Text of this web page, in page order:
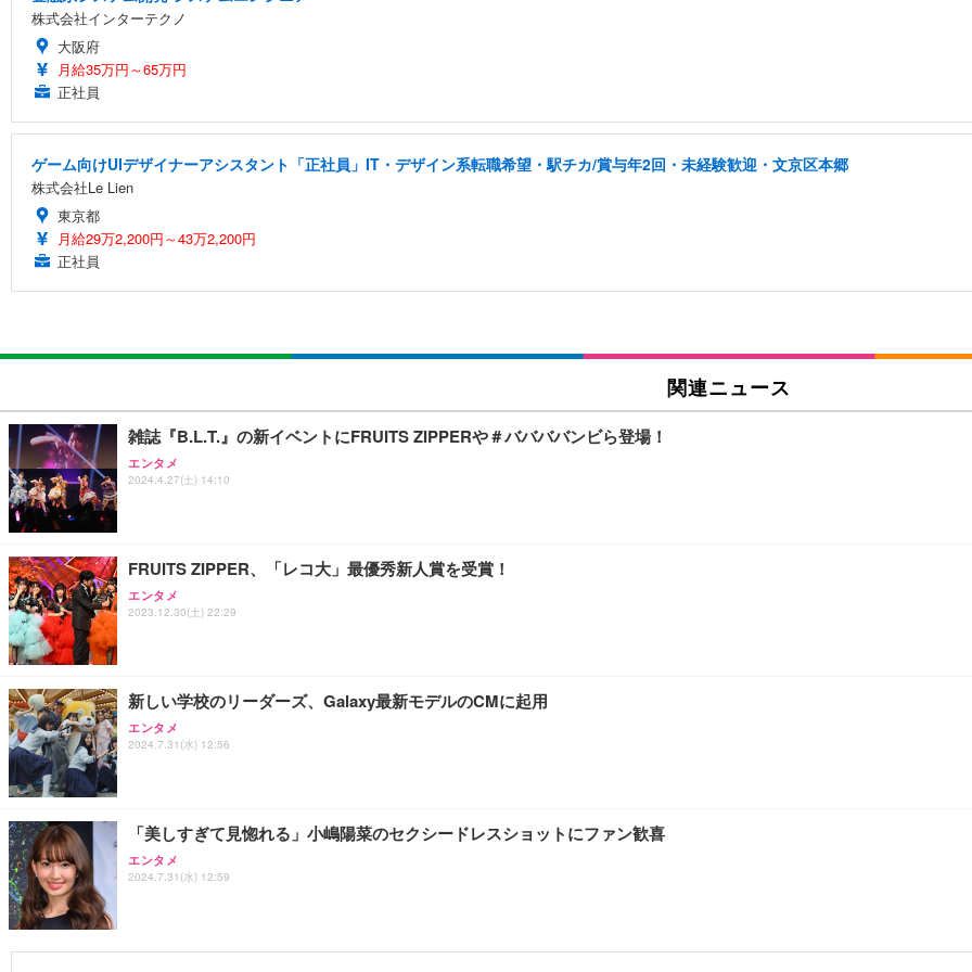
株式会社インターテクノ
大阪府
月給35万円～65万円
正社員
ゲーム向けUIデザイナーアシスタント「正社員」IT・デザイン系転職希望・駅チカ/賞与年2回・未経験歓迎・文京区本郷
株式会社Le Lien
東京都
月給29万2,200円～43万2,200円
正社員
関連ニュース
雑誌『B.L.T.』の新イベントにFRUITS ZIPPERや＃ババババンビら登場！
エンタメ
2024.4.27(土) 14:10
FRUITS ZIPPER、「レコ大」最優秀新人賞を受賞！
エンタメ
2023.12.30(土) 22:29
新しい学校のリーダーズ、Galaxy最新モデルのCMに起用
エンタメ
2024.7.31(水) 12:56
「美しすぎて見惚れる」小嶋陽菜のセクシードレスショットにファン歓喜
エンタメ
2024.7.31(水) 12:59